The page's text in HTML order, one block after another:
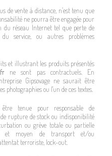
de vente à distance, n’est tenu que
ne pourra être engagée pour
du réseau Internet tel que perte de
service, ou autres problèmes
et illustrant les produits présentés
ne sont pas contractuels. En
Gipsovage ne saurait être
photographies ou l'un de ces textes.
être tenue pour responsable de
rupture de stock ou indisponibilité
ou grève totale ou partielle
et moyen de transport et/ou
terroriste, lock-out.